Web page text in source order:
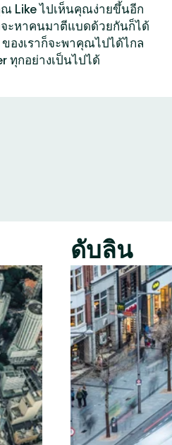
Like ไปเห็นคุณง่ายขึ้นอีก
ะหาคนมาตีแบดด้วยกันก็ได้
องเราก็จะพาคุณไปได้ไกล
ทุกอย่างเป็นไปได้
ดับลิน